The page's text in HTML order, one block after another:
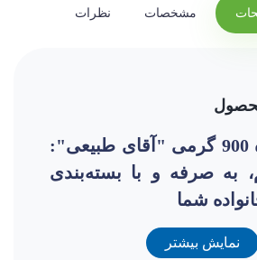
مشخصات نظرات
ماست چکیده 900 گرمی "آقای طبیعی":
به صرفه و با بسته‌بندی
شما
از محبوب‌ترین محصولات لبنی است
نمایش بیشتر